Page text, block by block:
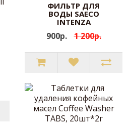
ФИЛЬТР ДЛЯ
ВОДЫ SAECO
INTENZA
900р. 1 200р.